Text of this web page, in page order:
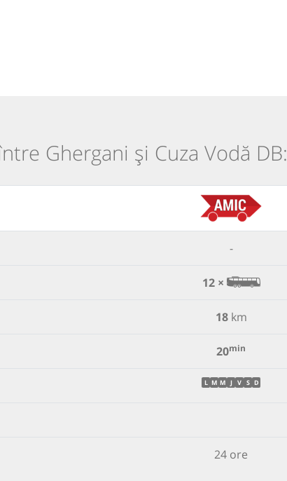
Ghergani și Cuza Vodă DB:
-
12 ×
18km
20min
L M M J V S D
24 ore